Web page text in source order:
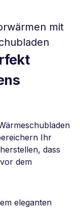
mit
Ihr
dass
dem
eleganten